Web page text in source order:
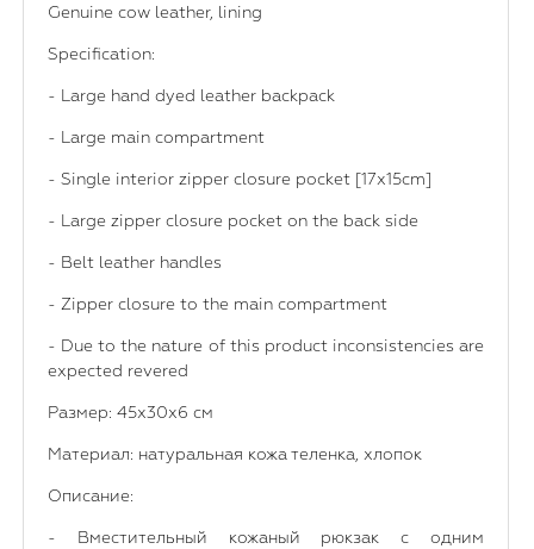
Genuine cow leather, lining
Specification:
- Large hand dyed leather backpack
- Large main compartment
- Single interior zipper closure pocket [17x15cm]
- Large zipper closure pocket on the back side
- Belt leather handles
- Zipper closure to the main compartment
- Due to the nature of this product inconsistencies are
expected revered
Размер: 45x30x6 см
Материал: натуральная кожа теленка, хлопок
Описание:
- Вместительный кожаный рюкзак с одним